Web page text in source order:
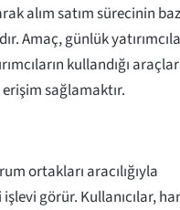
alım satım sürecinin
Amaç, günlük
kullandığı
sağlamaktır.
ortakları aracılığıyla
görür. Kullanıcılar,